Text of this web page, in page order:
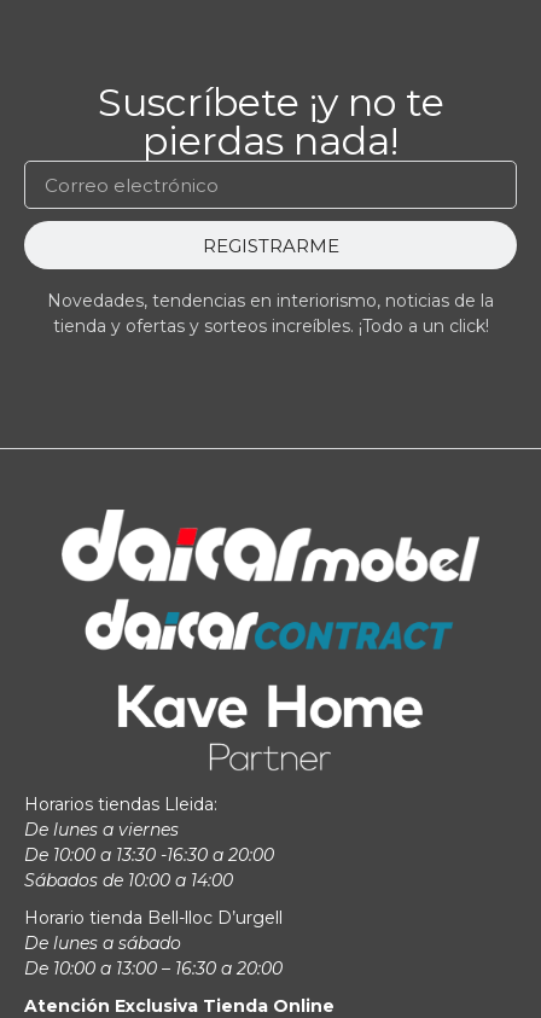
Suscríbete ¡y no te
pierdas nada!
REGISTRARME
Novedades, tendencias en interiorismo, noticias de la
tienda y ofertas y sorteos increíbles. ¡Todo a un click!
Horarios tiendas Lleida:
De lunes a viernes
De 10:00 a 13:30 -16:30 a 20:00
Sábados de 10:00 a 14:00
Horario tienda Bell-lloc D’urgell
De lunes a sábado
De 10:00 a 13:00 – 16:30 a 20:00
Atención Exclusiva Tienda Online